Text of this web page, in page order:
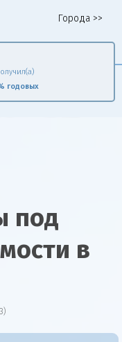
Города >>
под
в
годовых